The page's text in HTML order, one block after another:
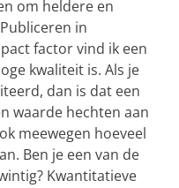
om heldere en
in
factor vind ik een
kwaliteit is. Als je
dan is dat een
waarde hechten aan
meewegen hoeveel
Ben je een van de
Kwantitatieve